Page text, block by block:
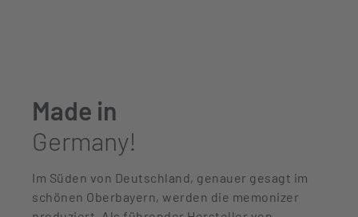
Made in
Germany!
Im Süden von Deutschland, genauer gesagt im
schönen Oberbayern, werden die memonizer